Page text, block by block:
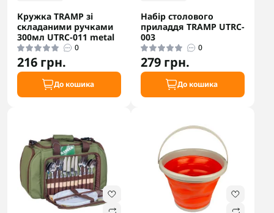
Кружка TRAMP зі
складаними ручками
300мл UTRC-011 metal
0
216 грн.
До кошика
Набір столового
приладдя TRAMP UTRC-
003
0
279 грн.
До кошика